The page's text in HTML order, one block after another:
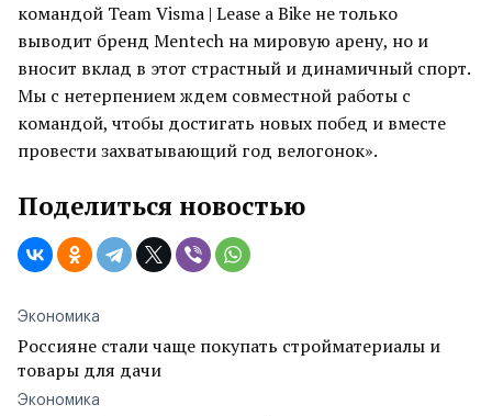
командой Team Visma | Lease a Bike не только
выводит бренд Mentech на мировую арену, но и
вносит вклад в этот страстный и динамичный спорт.
Мы с нетерпением ждем совместной работы с
командой, чтобы достигать новых побед и вместе
провести захватывающий год велогонок».
Поделиться новостью
Экономика
Россияне стали чаще покупать стройматериалы и
товары для дачи
Экономика